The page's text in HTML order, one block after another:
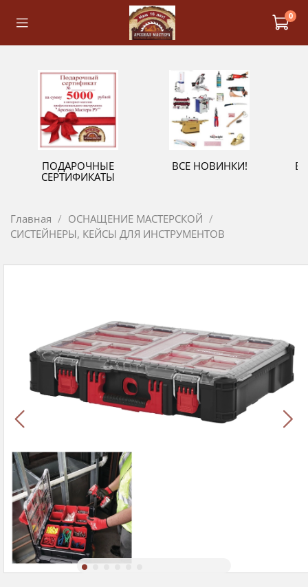
0
ПОДАРОЧНЫЕ
СЕРТИФИКАТЫ
ВСЕ НОВИНКИ!
Главная
ОСНАЩЕНИЕ МАСТЕРСКОЙ
СИСТЕЙНЕРЫ, КЕЙСЫ ДЛЯ ИНСТРУМЕНТОВ